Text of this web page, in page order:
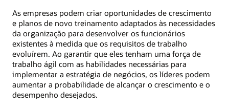
As empresas podem criar oportunidades de crescimento
e planos de novo treinamento adaptados às necessidades
da organização para desenvolver os funcionários
existentes à medida que os requisitos de trabalho
evoluírem. Ao garantir que eles tenham uma força de
trabalho ágil com as habilidades necessárias para
implementar a estratégia de negócios, os líderes podem
aumentar a probabilidade de alcançar o crescimento e o
desempenho desejados.